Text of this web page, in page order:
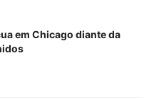
em Chicago diante da